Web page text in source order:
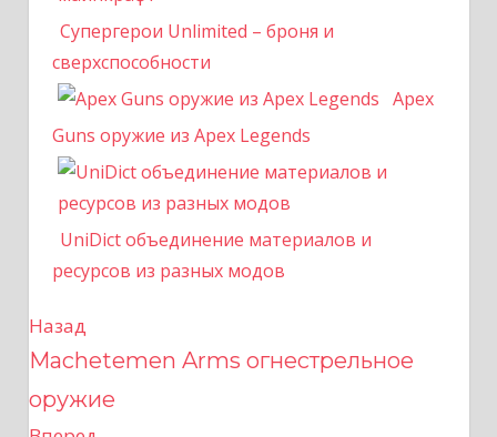
Супергерои Unlimited – броня и
сверхспособности
Apex
Guns оружие из Apex Legends
UniDict объединение материалов и
ресурсов из разных модов
Н
а
Назад
Machetemen Arms огнестрельное
оружие